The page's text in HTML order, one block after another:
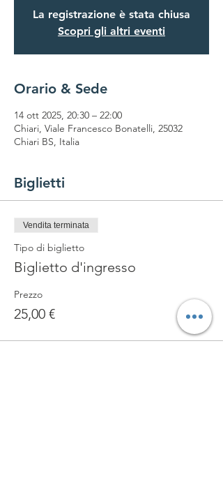
La registrazione è stata chiusa
Scopri gli altri eventi
Orario & Sede
14 ott 2025, 20:30 – 22:00
Chiari, Viale Francesco Bonatelli, 25032
Chiari BS, Italia
Biglietti
Vendita terminata
Tipo di biglietto
Biglietto d'ingresso
Prezzo
25,00 €